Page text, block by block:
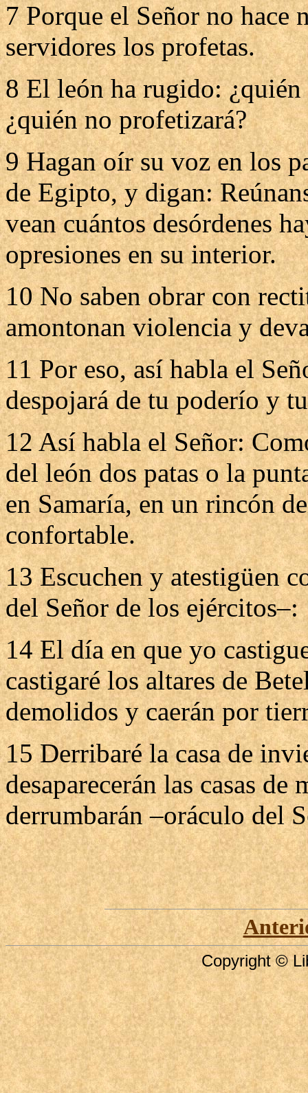
7 Porque el Señor no hace
servidores los profetas.
8 El león ha rugido: ¿quién
¿quién no profetizará?
9 Hagan oír su voz en los
de Egipto, y digan:
vean cuántos desórdenes
opresiones en su interior.
10 No saben obrar con
amontonan violencia y
11 Por eso, así habla el
despojará de tu poderío y
12 Así habla el Señor:
del león dos patas o la
en Samaría, en un rincón
confortable.
13 Escuchen y atestigüen
del Señor de los ejércitos–:
14 El día en que yo
castigaré los altares de
demolidos y caerán por
15 Derribaré la casa de
desaparecerán las casas
derrumbarán –oráculo del
Copyright ©